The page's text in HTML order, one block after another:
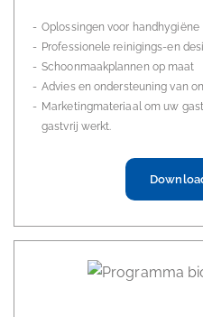
Oplossingen voor handhygiëne
Professionele reinigings-en
Schoonmaakplannen op maat
Advies en ondersteuning van
Marketingmateriaal om uw
gastvrij werkt.